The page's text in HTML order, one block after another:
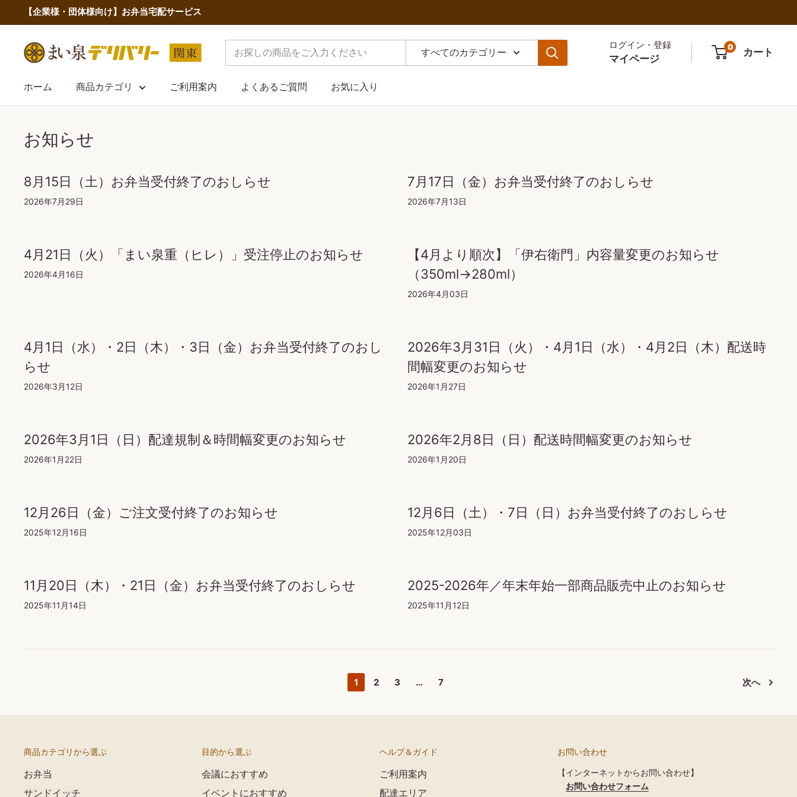
ン
【企業様・団体様向け】お弁当宅配サービス
ま
い
泉
バ
関
東
すべてのカテゴリー
ログイン・登録
マイページ
0 カート
ホーム 商品カテゴリ ご利用案内 よくあるご質問 お気に入り
お知らせ
8月15日（土）お弁当受付終了のおしらせ
2026年7月29日
7月17日（金）お弁当受付終了のおしらせ
2026年7月13日
4月21日（火）「まい泉重（ヒレ）」受注停止のお知らせ
2026年4月16日
【4月より順次】「伊右衛門」内容量変更のお知らせ
（350ml→280ml）
2026年4月03日
4月1日（水）・2日（木）・3日（金）お弁当受付終了のおし
らせ
2026年3月12日
2026年3月31日（火）・4月1日（水）・4月2日（木）配送時
間幅変更のお知らせ
2026年1月27日
2026年3月1日（日）配達規制＆時間幅変更のお知らせ
2026年1月22日
2026年2月8日（日）配送時間幅変更のお知らせ
2026年1月20日
12月26日（金）ご注文受付終了のお知らせ
2025年12月16日
12月6日（土）・7日（日）お弁当受付終了のおしらせ
2025年12月03日
11月20日（木）・21日（金）お弁当受付終了のおしらせ
2025年11月14日
2025-2026年／年末年始一部商品販売中止のお知らせ
2025年11月12日
1 2 3 … 7 次へ
商品カテゴリから選ぶ
お弁当
サンドイッチ
目的から選ぶ
会議におすすめ
イベントにおすすめ
ヘルプ＆ガイド
ご利用案内
配達エリア
お問い合わせ
【インターネットからお問い合わせ】
お問い合わせフォーム